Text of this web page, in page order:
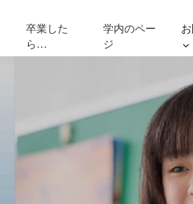
卒業した
ら…
学内のペー
ジ